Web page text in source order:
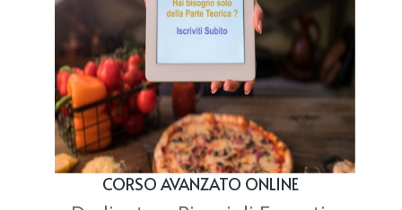
CORSO AVANZATO ONLINE